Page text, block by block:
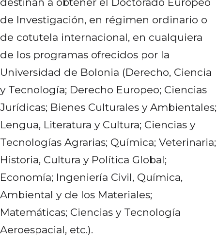
de Investigación, en régimen ordinario o
de cotutela internacional, en cualquiera
de los programas ofrecidos por la
Universidad de Bolonia (Derecho, Ciencia
y Tecnología; Derecho Europeo; Ciencias
Jurídicas; Bienes Culturales y Ambientales;
Lengua, Literatura y Cultura; Ciencias y
Tecnologías Agrarias; Química; Veterinaria;
Historia, Cultura y Política Global;
Economía; Ingeniería Civil, Química,
Ambiental y de los Materiales;
Matemáticas; Ciencias y Tecnología
Aeroespacial, etc.).